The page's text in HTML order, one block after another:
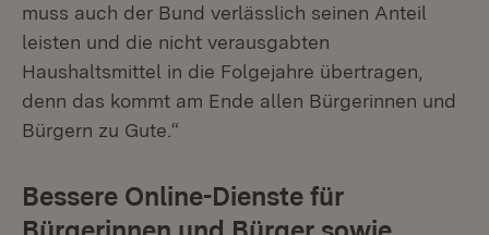
muss auch der Bund verlässlich seinen Anteil
leisten und die nicht verausgabten
Haushaltsmittel in die Folgejahre übertragen,
denn das kommt am Ende allen Bürgerinnen und
Bürgern zu Gute.“
Bessere Online-Dienste für